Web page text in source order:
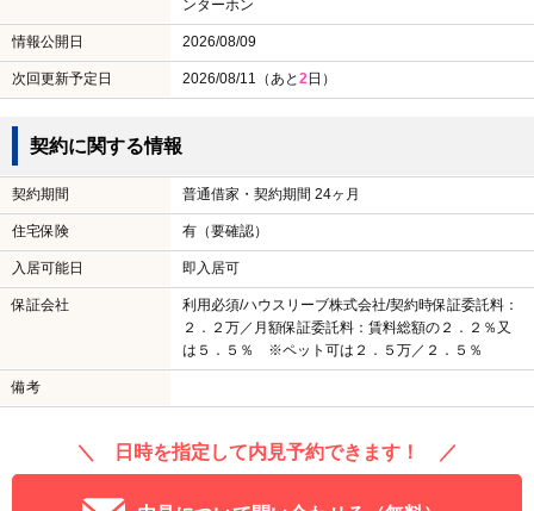
ンターホン
情報公開日 2026/08/09
次回更新予定日 2026/08/11（あと2 日）
契約に関する情報
契約期間 普通借家・契約期間 24ヶ月
住宅保険 有（要確認）
入居可能日 即入居可
保証会社
利用必須/ハウスリーブ株式会社/契約時保証委託料：
２．２万／月額保証委託料：賃料総額の２．２％又
は５．５％ ※ペット可は２．５万／２．５％
備考
＼ 日時を指定して内見予約できます！ ／